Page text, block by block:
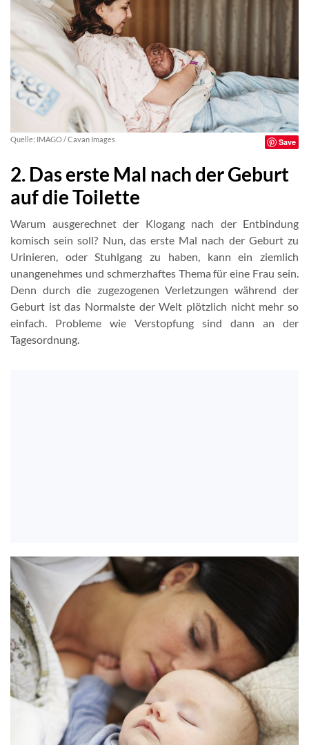
Quelle: IMAGO / Cavan Images Save
2. Das erste Mal nach der Geburt
auf die Toilette
Warum ausgerechnet der Klogang nach der Entbindung
komisch sein soll? Nun, das erste Mal nach der Geburt zu
Urinieren, oder Stuhlgang zu haben, kann ein ziemlich
unangenehmes und schmerzhaftes Thema für eine Frau sein.
Denn durch die zugezogenen Verletzungen während der
Geburt ist das Normalste der Welt plötzlich nicht mehr so
einfach. Probleme wie Verstopfung sind dann an der
Tagesordnung.